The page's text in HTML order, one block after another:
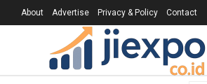
About Advertise Privacy & Policy Contact